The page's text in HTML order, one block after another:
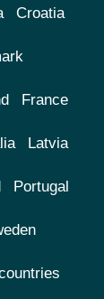
Croatia
France
Latvia
Portugal